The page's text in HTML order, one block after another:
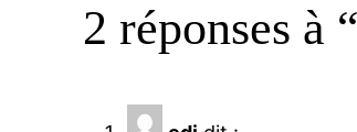
2 réponses à